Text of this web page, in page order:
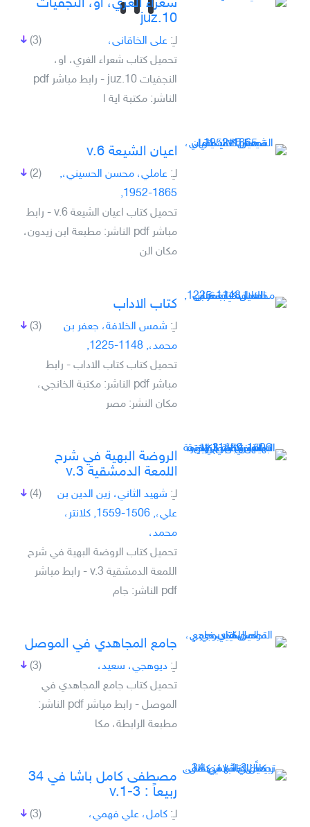
شعراء الغري، او، النجفيات
juz.10
(3) لـِ: على الخاقانى،
تحميل كتاب شعراء الغري، او،
النجفيات juz.10 - رابط مباشر pdf
الناشر: مكتبة اية ا
اعيان الشيعة v.6
(2) لـِ: عاملي، محسن الحسيني،,
1865-1952,
تحميل كتاب اعيان الشيعة v.6 - رابط
مباشر pdf الناشر: مطبعة ابن زيدون،
مكان الن
كتاب الاداب
(3) لـِ: شمس الخلافة، جعفر بن
محمد،, 1148-1225,
تحميل كتاب كتاب الاداب - رابط
مباشر pdf الناشر: مكتبة الخانجي،
مكان النشر: مصر
الروضة البهية في شرح
اللمعة الدمشقية v.3
(4) لـِ: شهيد الثاني، زين الدين بن
علي،, 1506-1559, كلانتر،
محمد،
تحميل كتاب الروضة البهية في شرح
اللمعة الدمشقية v.3 - رابط مباشر
pdf الناشر: جام
جامع المجاهدي في الموصل
(3) لـِ: ديوهجي، سعيد،
تحميل كتاب جامع المجاهدي في
الموصل - رابط مباشر pdf الناشر:
مطبعة الرابطة، مكا
مصطفى كامل باشا في 34
ربيعاً : v.1-3
(3) لـِ: كامل، علي فهمي،